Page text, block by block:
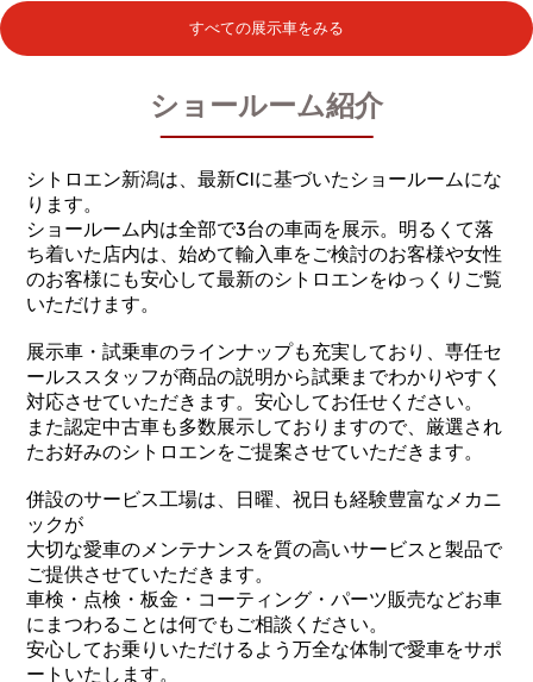
すべての展示車をみる
ショールーム紹介
シトロエン新潟は、最新CIに基づいたショールームにな
ります。
ショールーム内は全部で3台の車両を展示。明るくて落
ち着いた店内は、始めて輸入車をご検討のお客様や女性
のお客様にも安心して最新のシトロエンをゆっくりご覧
いただけます。
展示車・試乗車のラインナップも充実しており、専任セ
ールススタッフが商品の説明から試乗までわかりやすく
対応させていただきます。安心してお任せください。
また認定中古車も多数展示しておりますので、厳選され
たお好みのシトロエンをご提案させていただきます。
併設のサービス工場は、日曜、祝日も経験豊富なメカニ
ックが
大切な愛車のメンテナンスを質の高いサービスと製品で
ご提供させていただきます。
車検・点検・板金・コーティング・パーツ販売などお車
にまつわることは何でもご相談ください。
安心してお乗りいただけるよう万全な体制で愛車をサポ
ートいたします。